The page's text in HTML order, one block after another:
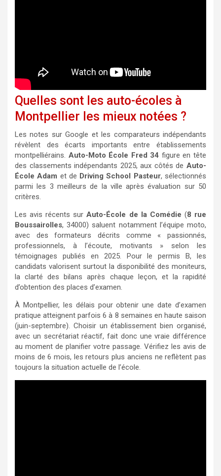
Quelles sont les auto-écoles à
Montpellier les mieux notées ?
Les notes sur Google et les comparateurs indépendants
révèlent des écarts importants entre établissements
montpelliérains. Auto-Moto École Fred 34 figure en tête
des classements indépendants 2025, aux côtés de Auto-
École Adam et de Driving School Pasteur, sélectionnés
parmi les 3 meilleurs de la ville après évaluation sur 50
critères.
Les avis récents surAuto-École de la Comédie (8 rue
Boussairolles, 34000) saluent notamment l’équipe moto,
avec des formateurs décrits comme « passionnés,
professionnels, à l’écoute, motivants » selon les
témoignages publiés en 2025. Pour le permis B, les
candidats valorisent surtout la disponibilité des moniteurs,
la clarté des bilans après chaque leçon, et la rapidité
d’obtention des places d’examen.
À Montpellier, les délais pour obtenir une date d’examen
pratique atteignent parfois 6 à 8 semaines en haute saison
(juin-septembre). Choisir un établissement bien organisé,
avec un secrétariat réactif, fait donc une vraie différence
au moment de planifier votre passage. Vérifiez les avis de
moins de 6 mois, les retours plus anciens ne reflètent pas
toujours la situation actuelle de l’école.